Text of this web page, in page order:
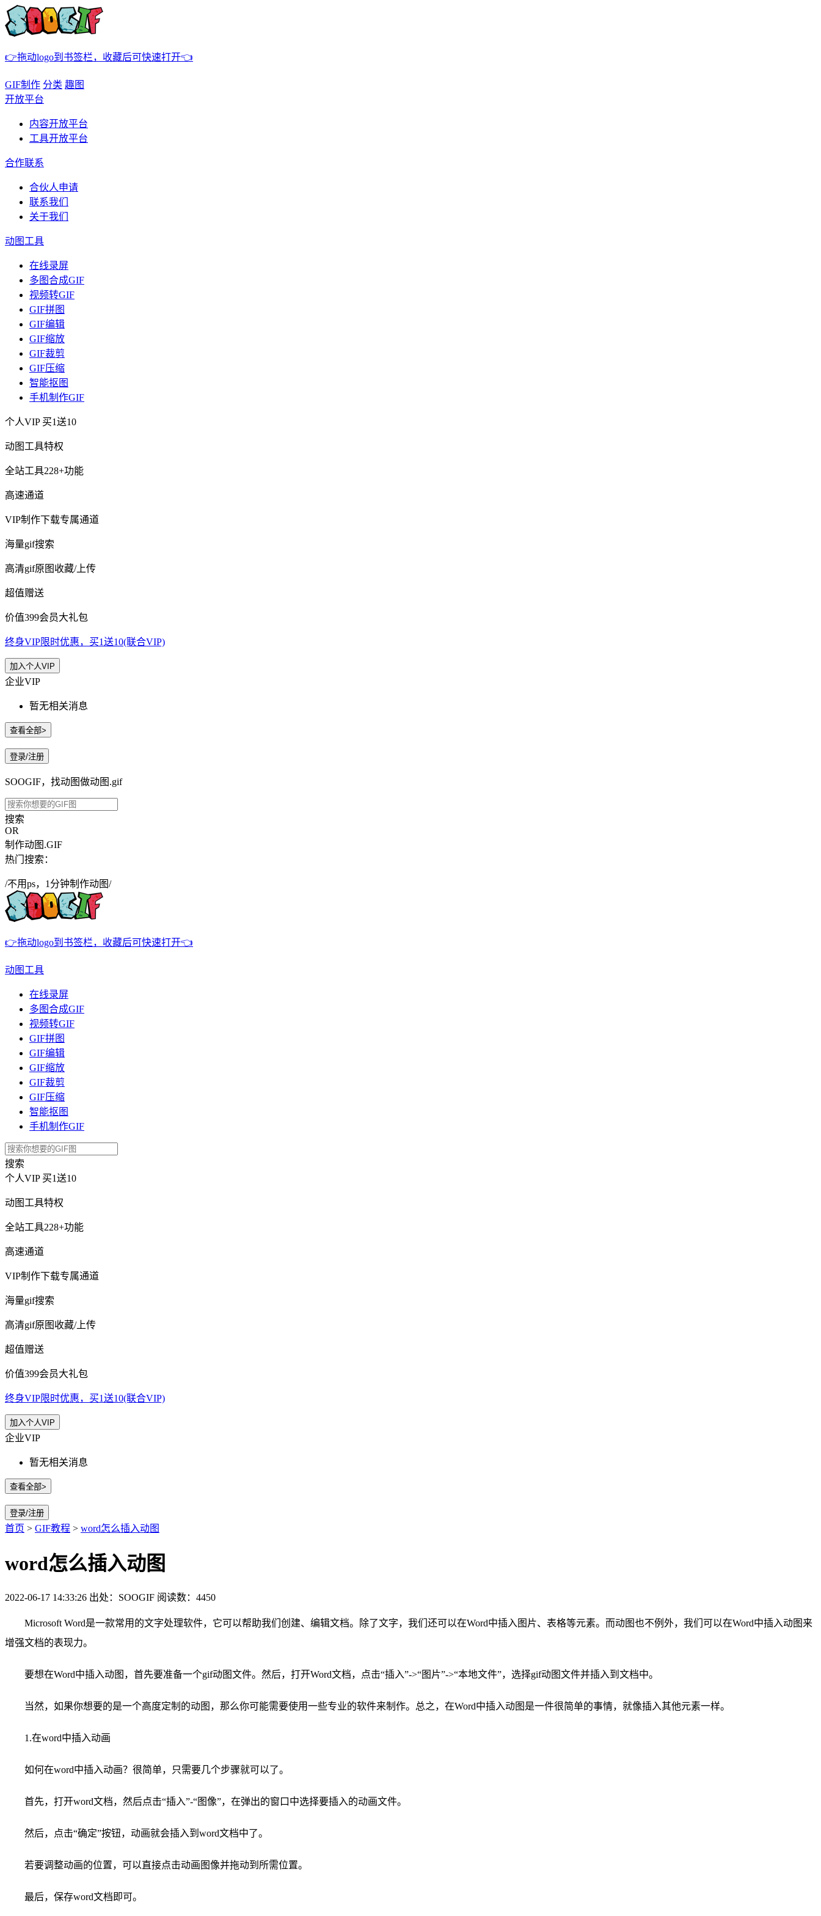
👉拖动logo到书签栏，收藏后可快速打开👈
GIF制作 分类 趣图
开放平台
内容开放平台
工具开放平台
合作联系
合伙人申请
联系我们
关于我们
动图工具
在线录屏
多图合成GIF
视频转GIF
GIF拼图
GIF编辑
GIF缩放
GIF裁剪
GIF压缩
智能抠图
手机制作GIF
个人VIP 买1送10
动图工具特权
全站工具228+功能
高速通道
VIP制作下载专属通道
海量gif搜索
高清gif原图收藏/上传
超值赠送
价值399会员大礼包
终身VIP限时优惠，买1送10(联合VIP)
加入个人VIP
企业VIP
暂无相关消息
查看全部>
登录/注册
SOOGIF，找动图做动图.gif
搜索
OR
制作动图.GIF
热门搜索：
/不用ps，1分钟制作动图/
👉拖动logo到书签栏，收藏后可快速打开👈
动图工具
在线录屏
多图合成GIF
视频转GIF
GIF拼图
GIF编辑
GIF缩放
GIF裁剪
GIF压缩
智能抠图
手机制作GIF
搜索
个人VIP 买1送10
动图工具特权
全站工具228+功能
高速通道
VIP制作下载专属通道
海量gif搜索
高清gif原图收藏/上传
超值赠送
价值399会员大礼包
终身VIP限时优惠，买1送10(联合VIP)
加入个人VIP
企业VIP
暂无相关消息
查看全部>
登录/注册
首页 > GIF教程 > word怎么插入动图
word怎么插入动图
2022-06-17 14:33:26 出处：SOOGIF 阅读数：4450
Microsoft Word是一款常用的文字处理软件，它可以帮助我们创建、编辑文档。除了文字，我们还可以在Word中插入图片、表格等元素。而动图也不例外，我们可以在Word中插入动图来
增强文档的表现力。
要想在Word中插入动图，首先要准备一个gif动图文件。然后，打开Word文档，点击“插入”->“图片”->“本地文件”，选择gif动图文件并插入到文档中。
当然，如果你想要的是一个高度定制的动图，那么你可能需要使用一些专业的软件来制作。总之，在Word中插入动图是一件很简单的事情，就像插入其他元素一样。
1.在word中插入动画
如何在word中插入动画？很简单，只需要几个步骤就可以了。
首先，打开word文档，然后点击“插入”-“图像”，在弹出的窗口中选择要插入的动画文件。
然后，点击“确定”按钮，动画就会插入到word文档中了。
若要调整动画的位置，可以直接点击动画图像并拖动到所需位置。
最后，保存word文档即可。